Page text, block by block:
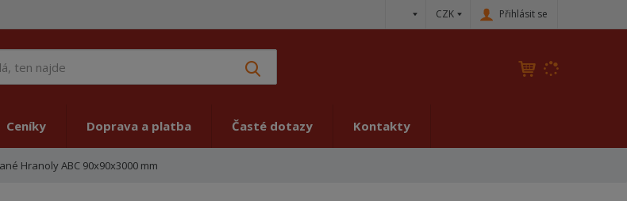
c
z
CZK Přihlásit se
l
Ceníky Doprava a platba Časté dotazy Kontakty
Hranoly ABC 90x90x3000 mm